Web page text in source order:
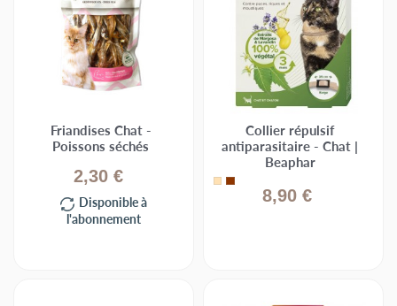
Friandises Chat -
Poissons séchés
2,30 €
Disponible à
l'abonnement
Collier répulsif
antiparasitaire - Chat |
Beaphar
BeigeMarron
8,90 €